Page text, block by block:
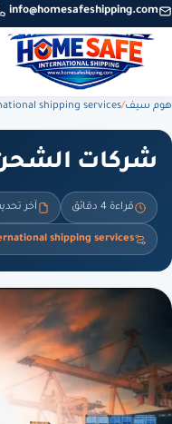
info@homesafeshipping.com
هوم سيف/
shipping services
شركات
قراءة 4 دقائق آخر تحديث 19 فبراير
shipping services